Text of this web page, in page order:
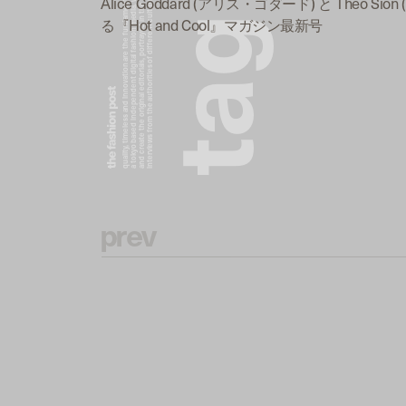
t
a
g
る『Hot and Cool』マガジン最新号
prev